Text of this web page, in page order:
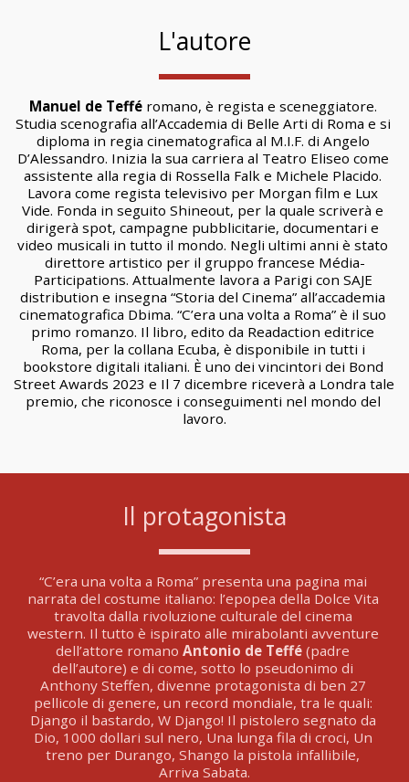
L'autore
Manuel de Teffé romano, è regista e sceneggiatore.
Studia scenografia all’Accademia di Belle Arti di Roma e si
diploma in regia cinematografica al M.I.F. di Angelo
D’Alessandro. Inizia la sua carriera al Teatro Eliseo come
assistente alla regia di Rossella Falk e Michele Placido.
Lavora come regista televisivo per Morgan film e Lux
Vide. Fonda in seguito Shineout, per la quale scriverà e
dirigerà spot, campagne pubblicitarie, documentari e
video musicali in tutto il mondo. Negli ultimi anni è stato
direttore artistico per il gruppo francese Média-
Participations. Attualmente lavora a Parigi con SAJE
distribution e insegna “Storia del Cinema” all’accademia
cinematografica Dbima. “C’era una volta a Roma” è il suo
primo romanzo. Il libro, edito da Readaction editrice
Roma, per la collana Ecuba, è disponibile in tutti i
bookstore digitali italiani. È uno dei vincintori dei Bond
Street Awards 2023 e Il 7 dicembre riceverà a Londra tale
premio, che riconosce i conseguimenti nel mondo del
lavoro.
Il protagonista
“C’era una volta a Roma” presenta una pagina mai
narrata del costume italiano: l’epopea della Dolce Vita
travolta dalla rivoluzione culturale del cinema
western. Il tutto è ispirato alle mirabolanti avventure
dell’attore romano Antonio de Teffé (padre
dell’autore) e di come, sotto lo pseudonimo di
Anthony Steffen, divenne protagonista di ben 27
pellicole di genere, un record mondiale, tra le quali:
Django il bastardo, W Django! Il pistolero segnato da
Dio, 1000 dollari sul nero, Una lunga fila di croci, Un
treno per Durango, Shango la pistola infallibile,
Arriva Sabata.